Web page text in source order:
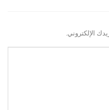
الإلكتروني.